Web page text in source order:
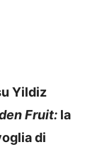
Yildiz
Fruit: la
di